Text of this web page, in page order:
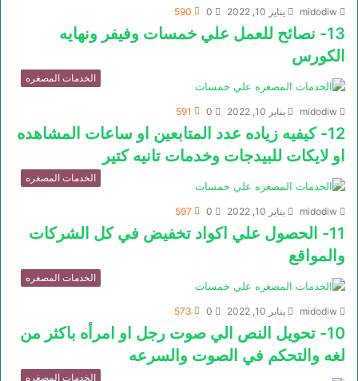
midodiw يناير 10, 2022 0
590
13- نصائح للعمل علي خمسات وفيفر ونهايه
الكورس
الخدمات المصغره
midodiw يناير 10, 2022 0
591
12- كيفيه زياده عدد المتابعين او ساعات المشاهده
او لايكات للبيدجات وخدمات تانيه كتير
الخدمات المصغره
midodiw يناير 10, 2022 0
597
11- الحصول علي اكواد تخفيض في كل الشركات
والمواقع
الخدمات المصغره
midodiw يناير 10, 2022 0
573
10- تحويل النص الي صوت رجل او امرأه باكثر من
لغه والتحكم في الصوت والسرعه
الخدمات المصغره